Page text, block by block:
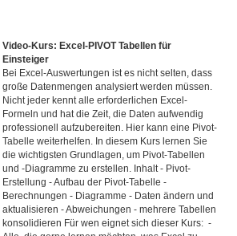
Video-Kurs: Excel-PIVOT Tabellen für
Einsteiger
Bei Excel-Auswertungen ist es nicht selten, dass
große Datenmengen analysiert werden müssen.
Nicht jeder kennt alle erforderlichen Excel-
Formeln und hat die Zeit, die Daten aufwendig
professionell aufzubereiten. Hier kann eine Pivot-
Tabelle weiterhelfen. In diesem Kurs lernen Sie
die wichtigsten Grundlagen, um Pivot-Tabellen
und -Diagramme zu erstellen. Inhalt - Pivot-
Erstellung - Aufbau der Pivot-Tabelle -
Berechnungen - Diagramme - Daten ändern und
aktualisieren - Abweichungen - mehrere Tabellen
konsolidieren Für wen eignet sich dieser Kurs: -